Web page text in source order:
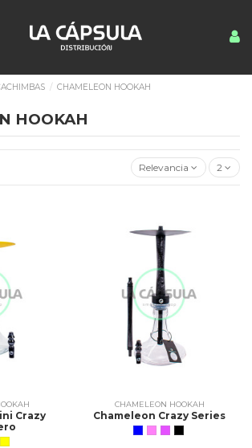
CHAMELEON HOOKAH
HOOKAH
Relevancia 2
Crazy
CHAMELEON HOOKAH
Chameleon Crazy Series